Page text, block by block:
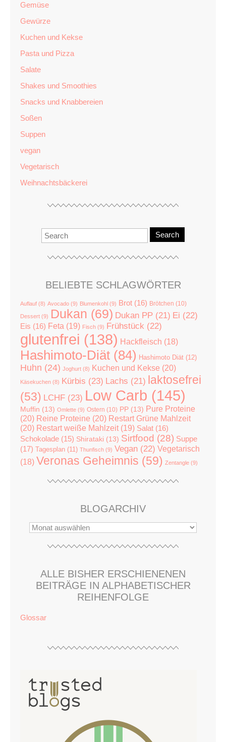
Gemüse
Gewürze
Kuchen und Kekse
Pasta und Pizza
Salate
Shakes und Smoothies
Snacks und Knabbereien
Soßen
Suppen
vegan
Vegetarisch
Weihnachtsbäckerei
Search
BELIEBTE SCHLAGWÖRTER
Auflauf (8) Avocado (9) Blumenkohl (9) Brot (16) Brötchen (10)
Dessert (9) Dukan (69) Dukan PP (21) Ei (22)
Eis (16) Feta (19) Fisch (9) Frühstück (22)
glutenfrei (138) Hackfleisch (18)
Hashimoto-Diät (84) Hashimoto Diät (12)
Huhn (24) Joghurt (8) Kuchen und Kekse (20)
Käsekuchen (8) Kürbis (23) Lachs (21) laktosefrei
(53) LCHF (23) Low Carb (145)
Muffin (13) Omlette (9) Ostern (10) PP (13) Pure Proteine
(20) Reine Proteine (20) Restart Grüne Mahlzeit
(20) Restart weiße Mahlzeit (19) Salat (16)
Schokolade (15) Shirataki (13) Sirtfood (28) Suppe
(17)
Tagesplan (11) Thunfisch (9) Vegan (22) Vegetarisch
(18) Veronas Geheimnis (59) Zentangle (9)
BLOGARCHIV
ALLE BISHER ERSCHIENENEN
BEITRÄGE IN ALPHABETISCHER
REIHENFOLGE
Glossar